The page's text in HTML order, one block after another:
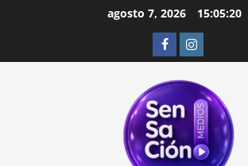
agosto 7, 2026 15:05:22
FacebookInstagram